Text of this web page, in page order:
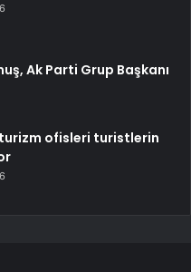
Ak Parti Grup Başkanı
ofisleri turistlerin